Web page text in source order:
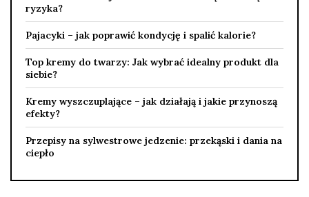
ryzyka?
Pajacyki – jak poprawić kondycję i spalić kalorie?
Top kremy do twarzy: Jak wybrać idealny produkt dla
siebie?
Kremy wyszczuplające – jak działają i jakie przynoszą
efekty?
Przepisy na sylwestrowe jedzenie: przekąski i dania na
ciepło